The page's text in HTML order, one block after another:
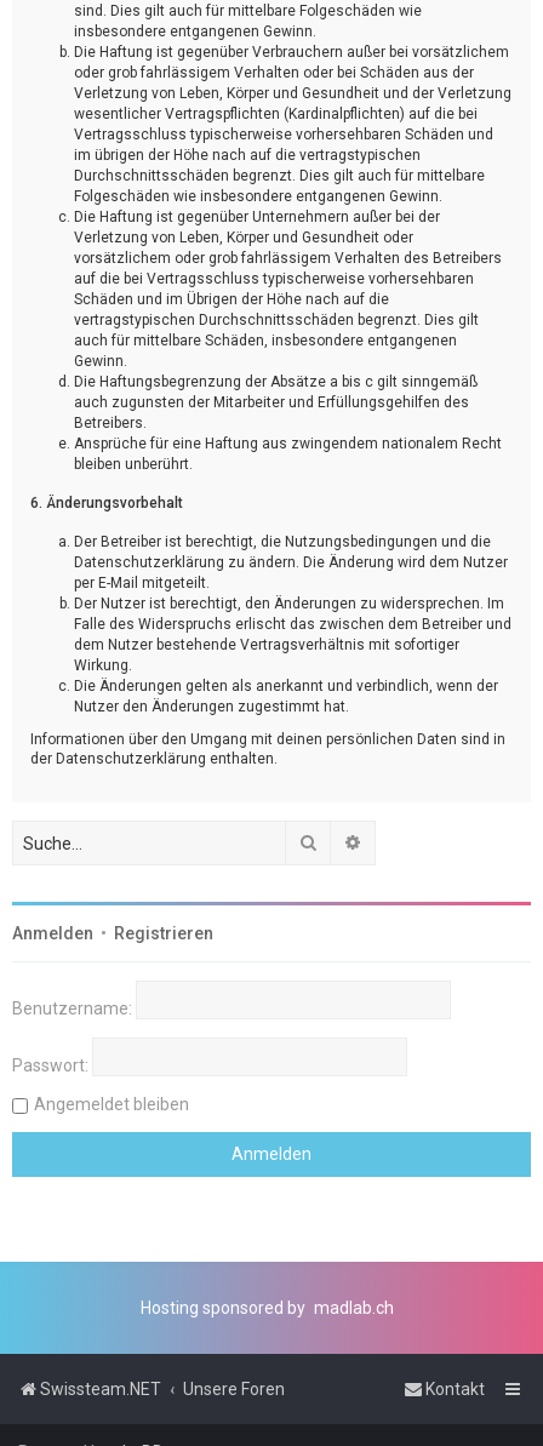
sind. Dies gilt auch für mittelbare Folgeschäden wie
insbesondere entgangenen Gewinn.
Die Haftung ist gegenüber Verbrauchern außer bei vorsätzlichem
oder grob fahrlässigem Verhalten oder bei Schäden aus der
Verletzung von Leben, Körper und Gesundheit und der Verletzung
wesentlicher Vertragspflichten (Kardinalpflichten) auf die bei
Vertragsschluss typischerweise vorhersehbaren Schäden und
im übrigen der Höhe nach auf die vertragstypischen
Durchschnittsschäden begrenzt. Dies gilt auch für mittelbare
Folgeschäden wie insbesondere entgangenen Gewinn.
Die Haftung ist gegenüber Unternehmern außer bei der
Verletzung von Leben, Körper und Gesundheit oder
vorsätzlichem oder grob fahrlässigem Verhalten des Betreibers
auf die bei Vertragsschluss typischerweise vorhersehbaren
Schäden und im Übrigen der Höhe nach auf die
vertragstypischen Durchschnittsschäden begrenzt. Dies gilt
auch für mittelbare Schäden, insbesondere entgangenen
Gewinn.
Die Haftungsbegrenzung der Absätze a bis c gilt sinngemäß
auch zugunsten der Mitarbeiter und Erfüllungsgehilfen des
Betreibers.
Ansprüche für eine Haftung aus zwingendem nationalem Recht
bleiben unberührt.
6. Änderungsvorbehalt
Der Betreiber ist berechtigt, die Nutzungsbedingungen und die
Datenschutzerklärung zu ändern. Die Änderung wird dem Nutzer
per E-Mail mitgeteilt.
Der Nutzer ist berechtigt, den Änderungen zu widersprechen. Im
Falle des Widerspruchs erlischt das zwischen dem Betreiber und
dem Nutzer bestehende Vertragsverhältnis mit sofortiger
Wirkung.
Die Änderungen gelten als anerkannt und verbindlich, wenn der
Nutzer den Änderungen zugestimmt hat.
Informationen über den Umgang mit deinen persönlichen Daten sind in
der Datenschutzerklärung enthalten.
Suche
Anmelden • Registrieren
Benutzername:
Passwort:
Angemeldet bleiben
Hosting sponsored by madlab.ch
Swissteam.NET Unsere Foren Kontakt